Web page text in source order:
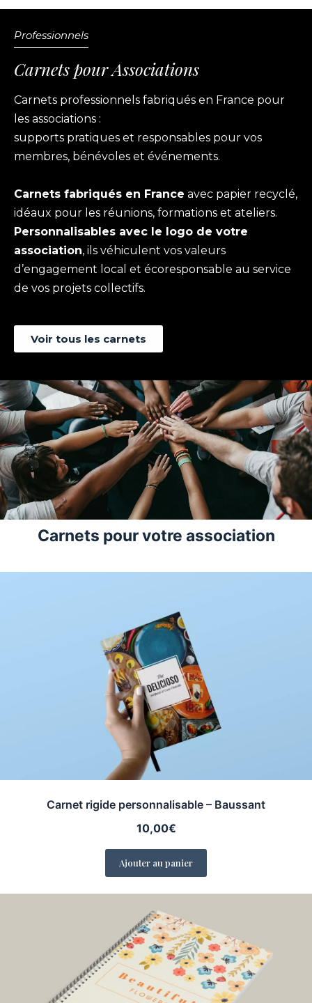
Professionnels
Carnets pour Associations
Carnets professionnels fabriqués en France pour
les associations :
supports pratiques et responsables pour vos
membres, bénévoles et événements.
Carnets fabriqués en France avec papier recyclé,
idéaux pour les réunions, formations et ateliers.
Personnalisables avec le logo de votre
association, ils véhiculent vos valeurs
d’engagement local et écoresponsable au service
de vos projets collectifs.
Voir tous les carnets
Carnets pour votre association
Carnet rigide personnalisable – Baussant
10,00€
Ajouter au panier